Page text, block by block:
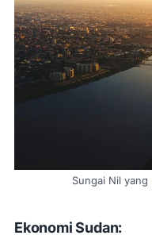
Sungai Nil
Ekonomi Sudan: